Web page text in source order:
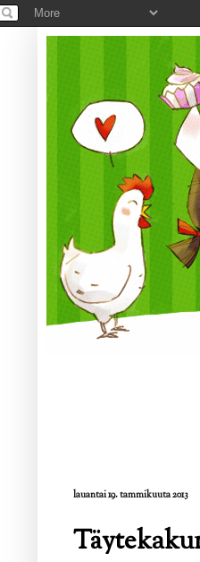
lauantai 19. tammikuuta 2013